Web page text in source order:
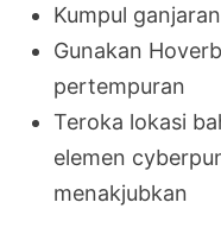
Kumpul
Gunakan
pertempuran
Teroka lokasi
elemen
menakjubkan